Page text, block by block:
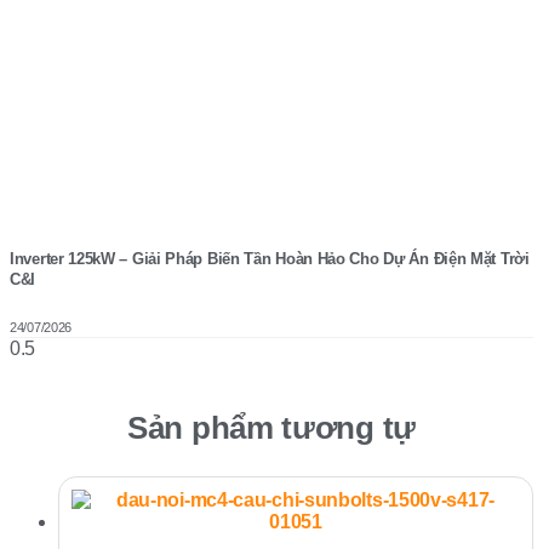
Inverter 125kW – Giải Pháp Biến Tần Hoàn Hảo Cho Dự Án Điện Mặt Trời
C&I
24/07/2026
Sản phẩm tương tự